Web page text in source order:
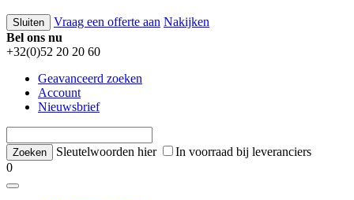
Sluiten Vraag een offerte aan Nakijken
Bel ons nu
+32(0)52 20 20 60
Geavanceerd zoeken
Account
Nieuwsbrief
Sleutelwoorden hier
In voorraad bij leveranciers
0